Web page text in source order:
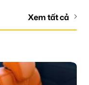
Xem tất cả